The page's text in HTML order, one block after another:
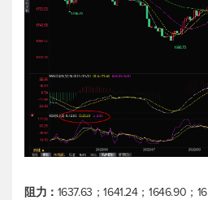
阻力： 1637.63；1641.24；1646.90；